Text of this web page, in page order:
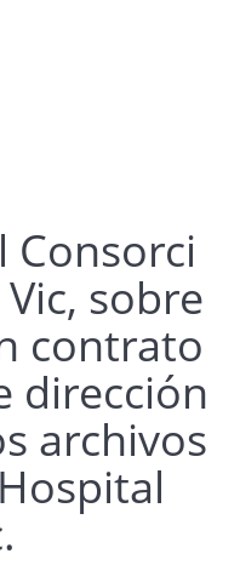
Consorci
sobre
contrato
dirección
archivos